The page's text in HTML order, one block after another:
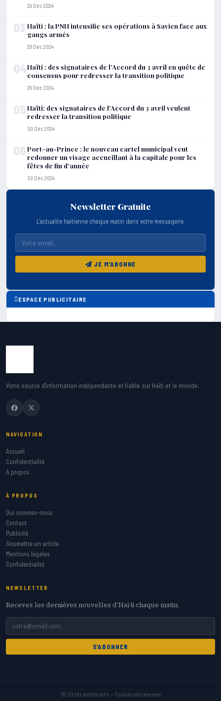
29 Déc 2024
03 Haïti : la PNH intensifie ses opérations à Savien face aux
gangs armés
29 Déc 2024
04Haïti : des signataires de l’Accord du 3 avril en quête de
consensus pour redresser la transition politique
29 Déc 2024
05Haïti: des signataires de l’Accord du 3 avril veulent
redresser la transition politique
30 Déc 2024
06Port-au-Prince : le nouveau cartel municipal veut
redonner un visage accueillant à la capitale pour les
fêtes de fin d’année
30 Déc 2024
Newsletter Gratuite
L'actualite haitienne chaque matin dans votre messagerie.
JE M'ABONNE
ESPACE PUBLICITAIRE
Votre source d'information indépendante et fiable sur Haïti et le monde.
NAVIGATION
Accueil
Confidentialité
A propos
À PROPOS
Qui sommes-nous
Contact
Publicité
Soumettre un article
Mentions légales
Confidentialité
NEWSLETTER
Recevez les dernières nouvelles d'Haïti chaque matin.
S'ABONNER
© 2026 Lentille Info — Tous droits réservés